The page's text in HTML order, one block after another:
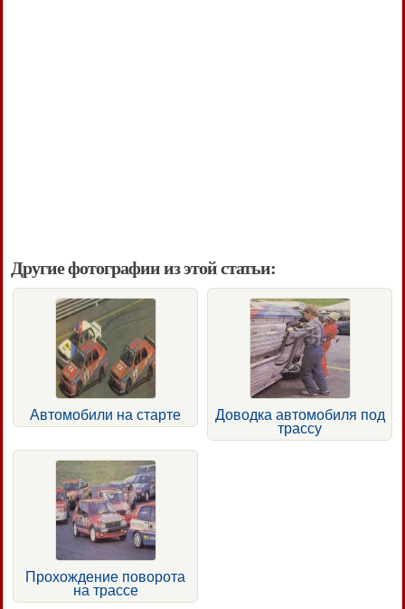
Другие фотографии из этой статьи:
Автомобили на старте
Доводка автомобиля под
трассу
Прохождение поворота
на трассе